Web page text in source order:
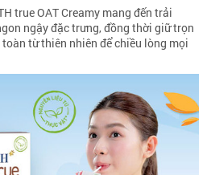
true OAT Creamy mang đến trải
ngậy đặc trưng, đồng thời giữ trọn
từ thiên nhiên để chiều lòng mọi